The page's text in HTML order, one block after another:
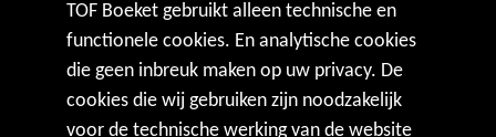
Alle plaatsen
VOLG ONS
TOF Boeket gebruikt alleen technische en
functionele cookies. En analytische cookies
die geen inbreuk maken op uw privacy. De
cookies die wij gebruiken zijn noodzakelijk
voor de technische werking van de website